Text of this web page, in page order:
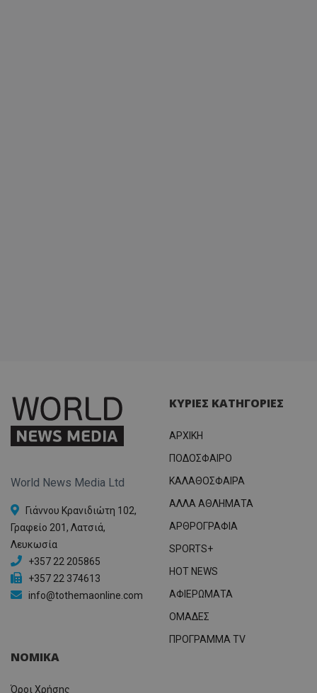
World News Media Ltd
Γιάννου Κρανιδιώτη 102,
Γραφείο 201, Λατσιά,
Λευκωσία
+357 22 205865
+357 22 374613
info@tothemaonline.com
ΚΥΡΙΕΣ ΚΑΤΗΓΟΡΙΕΣ
ΑΡΧΙΚΗ
ΠΟΔΟΣΦΑΙΡΟ
ΚΑΛΑΘΟΣΦΑΙΡΑ
ΑΛΛΑ ΑΘΛΗΜΑΤΑ
ΑΡΘΡΟΓΡΑΦΙΑ
SPORTS+
HOT NEWS
ΑΦΙΕΡΩΜΑΤΑ
ΟΜΑΔΕΣ
ΠΡΟΓΡΑΜΜΑ TV
ΝΟΜΙΚΑ
Όροι Χρήσης